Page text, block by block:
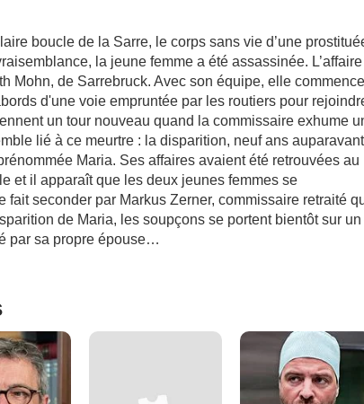
boucle de la Sarre, le corps sans vie d’une
la jeune femme a été assassinée. L’affaire
Mohn, de Sarrebruck. Avec son équipe, elle commence
d'une voie empruntée par les routiers pour
un tour nouveau quand la commissaire exhume
lié à ce meurtre : la disparition, neuf ans
Maria. Ses affaires avaient été retrouvées au
et il apparaît que les deux jeunes femmes se
fait seconder par Markus Zerner, commissaire retraité
de Maria, les soupçons se portent bientôt sur un
par sa propre épouse…